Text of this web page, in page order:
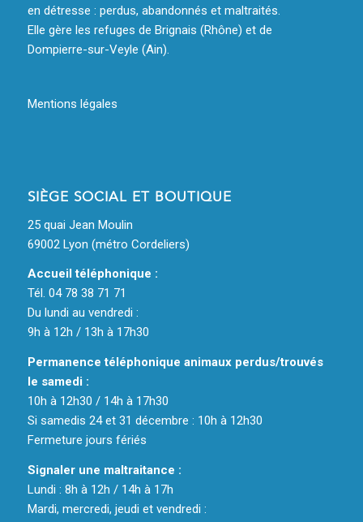
en détresse : perdus, abandonnés et maltraités.
Elle gère les refuges de Brignais (Rhône) et de
Dompierre-sur-Veyle (Ain).
Mentions légales
SIÈGE SOCIAL ET BOUTIQUE
25 quai Jean Moulin
69002 Lyon (métro Cordeliers)
Accueil téléphonique :
Tél. 04 78 38 71 71
Du lundi au vendredi :
9h à 12h / 13h à 17h30
Permanence téléphonique animaux perdus/trouvés
le samedi :
10h à 12h30 / 14h à 17h30
Si samedis 24 et 31 décembre : 10h à 12h30
Fermeture jours fériés
Signaler une maltraitance :
Lundi : 8h à 12h / 14h à 17h
Mardi, mercredi, jeudi et vendredi :